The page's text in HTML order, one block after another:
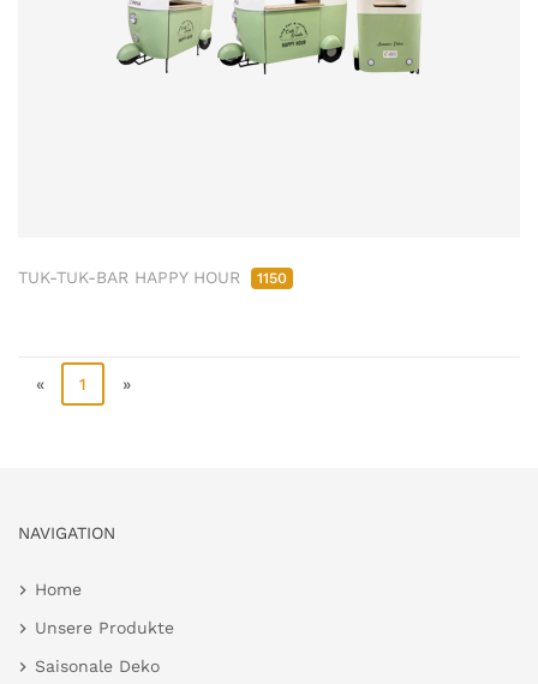
TUK-TUK-BAR HAPPY HOUR 1150
« 1 »
NAVIGATION
Home
Unsere Produkte
Saisonale Deko